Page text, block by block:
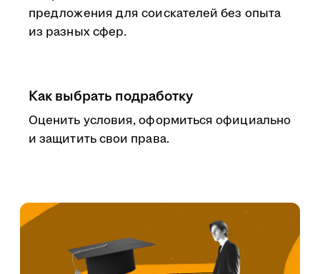
предложения для соискателей без опыта
из разных сфер.
Как выбрать подработку
Оценить условия, оформиться официально
и защитить свои права.